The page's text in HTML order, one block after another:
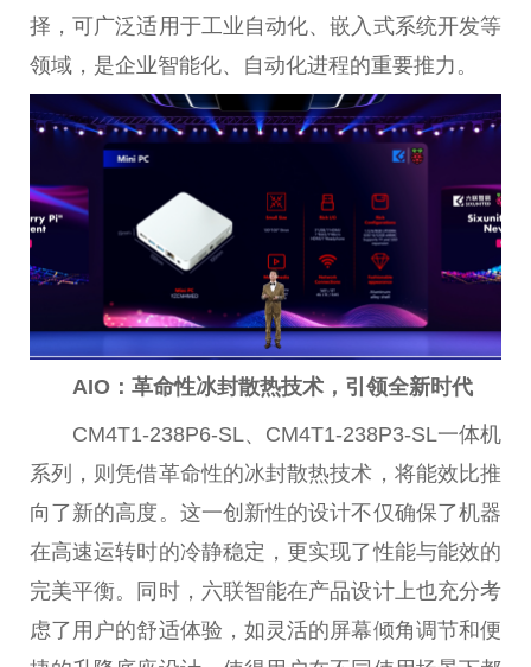
择，可广泛适用于工业自动化、嵌入式系统开发等
领域，是企业智能化、自动化进程的重要推力。
AIO：革命性冰封散热技术，引领全新时代
CM4T1-238P6-SL、CM4T1-238P3-SL一体机
系列，则凭借革命性的冰封散热技术，将能效比推
向了新的高度。这一创新性的设计不仅确保了机器
在高速运转时的冷静稳定，更实现了性能与能效的
完美平衡。同时，六联智能在产品设计上也充分考
虑了用户的舒适体验，如灵活的屏幕倾角调节和便